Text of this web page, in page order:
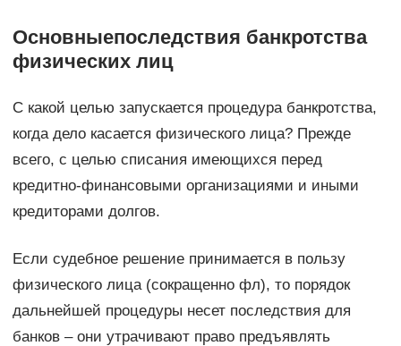
Основныепоследствия банкротства
физических лиц
С какой целью запускается процедура банкротства,
когда дело касается физического лица? Прежде
всего, с целью списания имеющихся перед
кредитно-финансовыми организациями и иными
кредиторами долгов.
Если судебное решение принимается в пользу
физического лица (сокращенно фл), то порядок
дальнейшей процедуры несет последствия для
банков – они утрачивают право предъявлять